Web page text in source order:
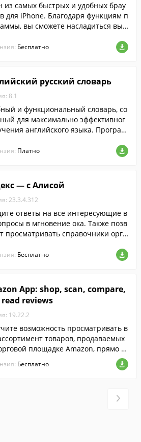
из самых быстрых и удобных брау
для iPhone. Благодаря функциям п
вы сможете насладиться выс
быстрый доступ к нужным сай
Бесплатно
русский словарь
8.1
и функциональный словарь, со
для максимально эффективног
английского языка. Програм
слов и мгновенным поиско
Платно
— с Алисой
23.3.4.312
ответы на все интересующие в
в мгновение ока. Также позв
просматривать справочники орга
им.
Бесплатно
App: shop, scan, compare,
reviews
19.22.2
возможность просматривать в
товаров, продаваемых
площадке Amazon, прямо с
Бесплатно